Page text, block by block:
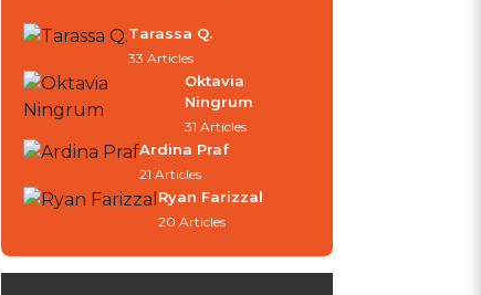
Tarassa Q.
33 Articles
Oktavia
Ningrum
31 Articles
Ardina Praf
21 Articles
Ryan Farizzal
20 Articles